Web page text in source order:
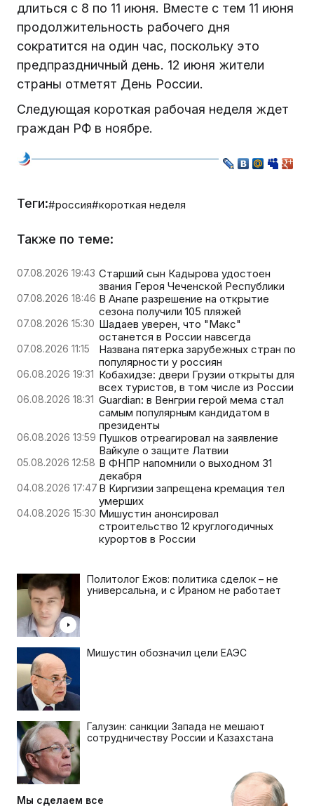
длиться с 8 по 11 июня. Вместе с тем 11 июня
продолжительность рабочего дня
сократится на один час, поскольку это
предпраздничный день. 12 июня жители
страны отметят День России.
Следующая короткая рабочая неделя ждет
граждан РФ в ноябре.
Теги:#россия#короткая неделя
Также по теме:
07.08.2026 19:43 Старший сын Кадырова удостоен
звания Героя Чеченской Республики
07.08.2026 18:46 В Анапе разрешение на открытие
сезона получили 105 пляжей
07.08.2026 15:30 Шадаев уверен, что "Макс"
останется в России навсегда
07.08.2026 11:15
Названа пятерка зарубежных стран по
популярности у россиян
06.08.2026 19:31 Кобахидзе: двери Грузии открыты для
всех туристов, в том числе из России
06.08.2026 18:31 Guardian: в Венгрии герой мема стал
самым популярным кандидатом в
президенты
06.08.2026 13:59 Пушков отреагировал на заявление
Вайкуле о защите Латвии
05.08.2026 12:58 В ФНПР напомнили о выходном 31
декабря
04.08.2026 17:47 В Киргизии запрещена кремация тел
умерших
04.08.2026 15:30 Мишустин анонсировал
строительство 12 круглогодичных
курортов в России
Политолог Ежов: политика сделок – не
универсальна, и с Ираном не работает
Мишустин обозначил цели ЕАЭС
Галузин: санкции Запада не мешают
сотрудничеству России и Казахстана
Мы сделаем все